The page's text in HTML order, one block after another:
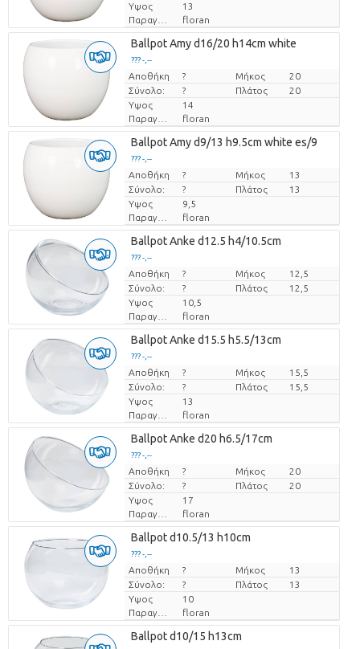
Υψος
13
Παραγωγός
floran
Ballpot Amy d16/20 h14cm white
??? -,--
Τιμή ανά τεμάχιο
Αποθήκη ? Μήκος
20
Σύνολο:
? Πλάτος
20
Υψος
14
Παραγωγός
floran
Ballpot Amy d9/13 h9.5cm white es/9
??? -,--
Τιμή ανά τεμάχιο
Αποθήκη ? Μήκος
13
Σύνολο:
? Πλάτος
13
Υψος
9,5
Παραγωγός
floran
Ballpot Anke d12.5 h4/10.5cm
??? -,--
Τιμή ανά τεμάχιο
Αποθήκη ? Μήκος
12,5
Σύνολο:
? Πλάτος
12,5
Υψος
10,5
Παραγωγός
floran
Ballpot Anke d15.5 h5.5/13cm
??? -,--
Τιμή ανά τεμάχιο
Αποθήκη ? Μήκος
15,5
Σύνολο:
? Πλάτος
15,5
Υψος
13
Παραγωγός
floran
Ballpot Anke d20 h6.5/17cm
??? -,--
Τιμή ανά τεμάχιο
Αποθήκη ? Μήκος
20
Σύνολο:
? Πλάτος
20
Υψος
17
Παραγωγός
floran
Ballpot d10.5/13 h10cm
??? -,--
Τιμή ανά τεμάχιο
Αποθήκη ? Μήκος
13
Σύνολο:
? Πλάτος
13
Υψος
10
Παραγωγός
floran
Ballpot d10/15 h13cm